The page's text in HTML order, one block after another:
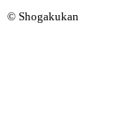
© Shogakukan